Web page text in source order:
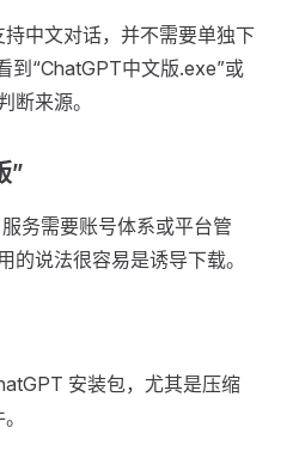
中文对话，并不需要单独下
到“ChatGPT中文版.exe”或
断来源。
”
务需要账号体系或平台管
的说法很容易是诱导下载。
安装包，尤其是压缩